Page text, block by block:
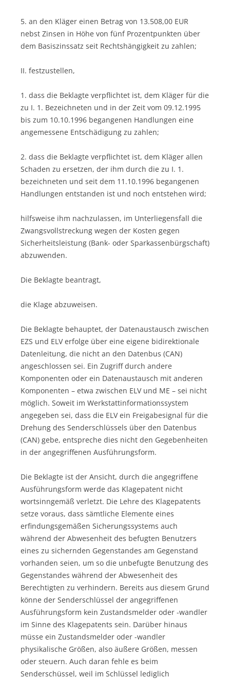
5. an den Kläger einen Betrag von 13.508,00 EUR
nebst Zinsen in Höhe von fünf Prozentpunkten über
dem Basiszinssatz seit Rechtshängigkeit zu zahlen;
II. festzustellen,
1. dass die Beklagte verpflichtet ist, dem Kläger für die
zu I. 1. Bezeichneten und in der Zeit vom 09.12.1995
bis zum 10.10.1996 begangenen Handlungen eine
angemessene Entschädigung zu zahlen;
2. dass die Beklagte verpflichtet ist, dem Kläger allen
Schaden zu ersetzen, der ihm durch die zu I. 1.
bezeichneten und seit dem 11.10.1996 begangenen
Handlungen entstanden ist und noch entstehen wird;
hilfsweise ihm nachzulassen, im Unterliegensfall die
Zwangsvollstreckung wegen der Kosten gegen
Sicherheitsleistung (Bank- oder Sparkassenbürgschaft)
abzuwenden.
Die Beklagte beantragt,
die Klage abzuweisen.
Die Beklagte behauptet, der Datenaustausch zwischen
EZS und ELV erfolge über eine eigene bidirektionale
Datenleitung, die nicht an den Datenbus (CAN)
angeschlossen sei. Ein Zugriff durch andere
Komponenten oder ein Datenaustausch mit anderen
Komponenten – etwa zwischen ELV und ME – sei nicht
möglich. Soweit im Werkstattinformationssystem
angegeben sei, dass die ELV ein Freigabesignal für die
Drehung des Senderschlüssels über den Datenbus
(CAN) gebe, entspreche dies nicht den Gegebenheiten
in der angegriffenen Ausführungsform.
Die Beklagte ist der Ansicht, durch die angegriffene
Ausführungsform werde das Klagepatent nicht
wortsinngemäß verletzt. Die Lehre des Klagepatents
setze voraus, dass sämtliche Elemente eines
erfindungsgemäßen Sicherungssystems auch
während der Abwesenheit des befugten Benutzers
eines zu sichernden Gegenstandes am Gegenstand
vorhanden seien, um so die unbefugte Benutzung des
Gegenstandes während der Abwesenheit des
Berechtigten zu verhindern. Bereits aus diesem Grund
könne der Senderschlüssel der angegriffenen
Ausführungsform kein Zustandsmelder oder -wandler
im Sinne des Klagepatents sein. Darüber hinaus
müsse ein Zustandsmelder oder -wandler
physikalische Größen, also äußere Größen, messen
oder steuern. Auch daran fehle es beim
Senderschüssel, weil im Schlüssel lediglich